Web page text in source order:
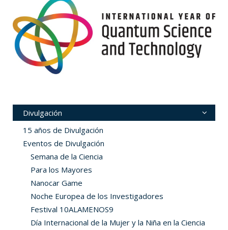
Divulgación
15 años de Divulgación
Eventos de Divulgación
Semana de la Ciencia
Para los Mayores
Nanocar Game
Noche Europea de los Investigadores
Festival 10ALAMENOS9
Día Internacional de la Mujer y la Niña en la Ciencia